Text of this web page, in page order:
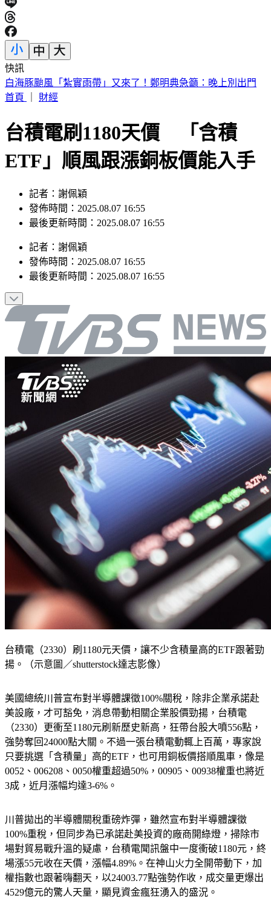
快訊
別只看台積電！ 外媒點名「2檔AI設備股」快上車
首頁
財經
台積電刷1180天價 「含積
ETF」順風跟漲銅板價能入手
記者：謝佩穎
發佈時間：2025.08.07 16:55
最後更新時間：2025.08.07 16:55
記者 ： 謝佩穎
發佈時間： 2025.08.07 16:55
最後更新時間： 2025.08.07 16:55
台積電（2330）刷1180元天價，讓不少含積量高的ETF跟著勁
揚。（示意圖／shutterstock達志影像）
美國總統川普宣布對半導體課徵100%關稅，除非企業承諾赴
美設廠，才可豁免，消息帶動相關企業股價勁揚，台積電
（2330）更衝至1180元刷新歷史新高，狂帶台股大噴556點，
強勢奪回24000點大關。不過一張台積電動輒上百萬，專家說
只要挑選「含積量」高的ETF，也可用銅板價搭順風車，像是
0052、006208、0050權重超過50%，00905、00938權重也將近
3成，近月漲幅均達3-6%。
川普拋出的半導體關稅重磅炸彈，雖然宣布對半導體課徵
100%重稅，但同步為已承諾赴美投資的廠商開綠燈，掃除市
場對貿易戰升溫的疑慮，台積電聞訊盤中一度衝破1180元，終
場漲55元收在天價，漲幅4.89%。在神山火力全開帶動下，加
權指數也跟著嗨翻天，以24003.77點強勢作收，成交量更爆出
4529億元的驚人天量，顯見資金瘋狂湧入的盛況。